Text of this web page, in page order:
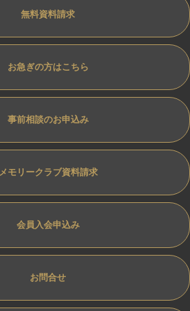
無料資料請求
お急ぎの方はこちら
事前相談のお申込み
メモリークラブ資料請求
会員入会申込み
お問合せ